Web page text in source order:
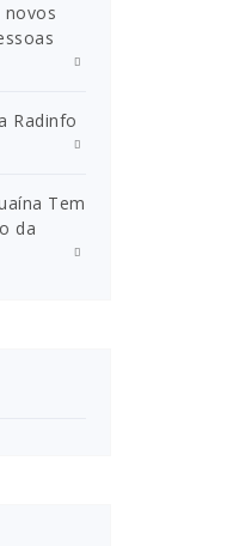
novos
Radinfo
Tem
da